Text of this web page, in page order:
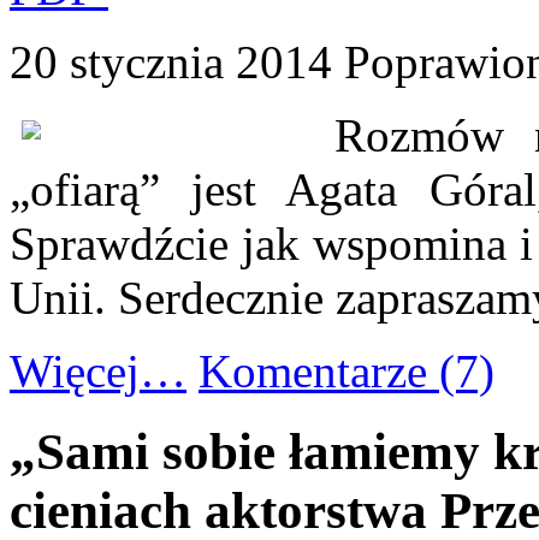
20 stycznia 2014
Rozmów
„ofiarą” jest Agata
Sprawdźcie jak wspomina
Unii. Serdecznie
Więcej… Komentarze (7)
„Sami sobie łamiemy
cieniach aktorstwa